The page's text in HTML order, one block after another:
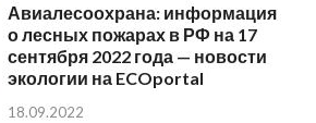
Авиалесоохрана: информация
о лесных пожарах в РФ на 17
сентября 2022 года — новости
экологии на ECOportal
18.09.2022